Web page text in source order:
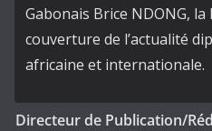
Gabonais Brice NDONG,
couverture de l’actualité
africaine et internationale.
Directeur de Publication/